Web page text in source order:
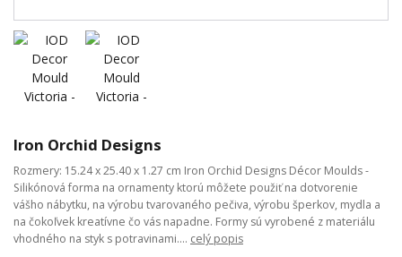
Iron Orchid Designs
Rozmery: 15.24 x 25.40 x 1.27 cm Iron Orchid Designs Décor Moulds -
Silikónová forma na ornamenty ktorú môžete použiť na dotvorenie
vášho nábytku, na výrobu tvarovaného pečiva, výrobu šperkov, mydla a
na čokoľvek kreatívne čo vás napadne. Formy sú vyrobené z materiálu
vhodného na styk s potravinami.... celý popis